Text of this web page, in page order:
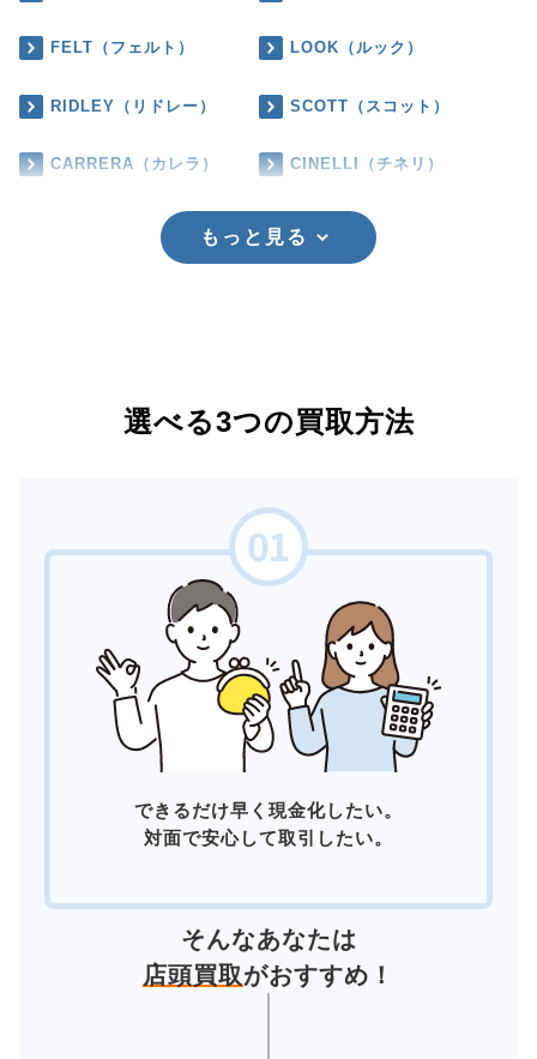
FELT（フェルト） LOOK（ルック）
RIDLEY（リドレー） SCOTT（スコット）
CARRERA（カレラ） CINELLI（チネリ）
もっと見る
選べる3つの買取方法
できるだけ早く現金化したい。
対面で安心して取引したい。
そんなあなたは
店頭買取がおすすめ！